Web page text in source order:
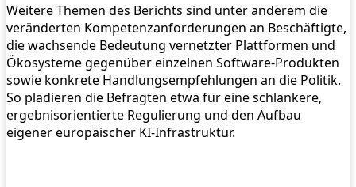
Weitere Themen des Berichts sind unter anderem die
veränderten Kompetenzanforderungen an Beschäftigte,
die wachsende Bedeutung vernetzter Plattformen und
Ökosysteme gegenüber einzelnen Software-Produkten
sowie konkrete Handlungsempfehlungen an die Politik.
So plädieren die Befragten etwa für eine schlankere,
ergebnisorientierte Regulierung und den Aufbau
eigener europäischer KI-Infrastruktur.